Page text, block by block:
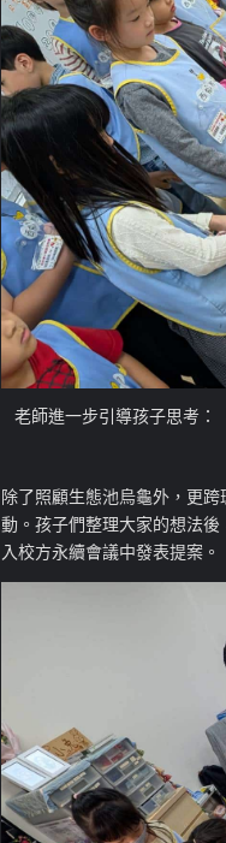
老師進一步引導孩子思考：
除了照顧生態池烏龜外，更
動。孩子們整理大家的想法
入校方永續會議中發表提案。